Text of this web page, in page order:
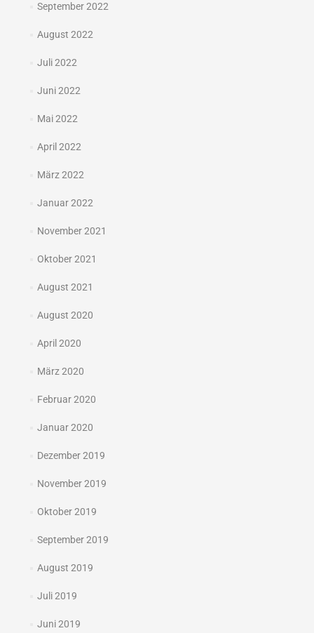
September 2022
August 2022
Juli 2022
Juni 2022
Mai 2022
April 2022
März 2022
Januar 2022
November 2021
Oktober 2021
August 2021
August 2020
April 2020
März 2020
Februar 2020
Januar 2020
Dezember 2019
November 2019
Oktober 2019
September 2019
August 2019
Juli 2019
Juni 2019